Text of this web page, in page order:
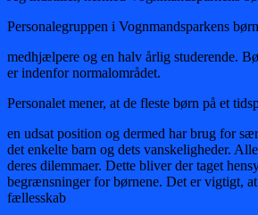
Personalegruppen i Vognmandsparkens
medhjælpere og en halv årlig studerende.
er indenfor normalområdet.
Personalet mener, at de fleste børn på et
en udsat position og dermed har brug for
det enkelte barn og dets vanskeligheder.
deres dilemmaer. Dette bliver der taget
begrænsninger for børnene. Det er vigtigt,
fællesskab